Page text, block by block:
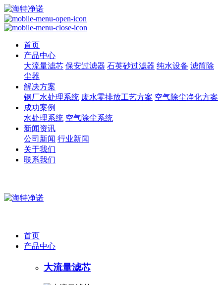
首页
产品中心
大流量滤芯 保安过滤器 石英砂过滤器 纯水设备 滤筒除
尘器
解决方案
钢厂水处理系统 废水零排放工艺方案 空气除尘净化方案
成功案例
水处理系统 空气除尘系统
新闻资讯
公司新闻 行业新闻
关于我们
联系我们
首页
产品中心
大流量滤芯